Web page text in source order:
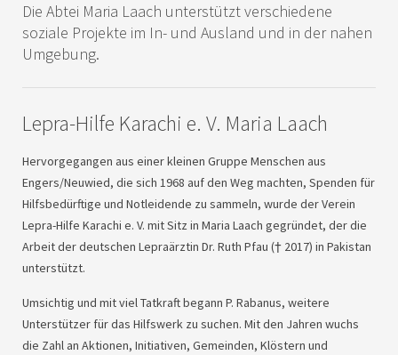
Die Abtei Maria Laach unterstützt verschiedene
soziale Projekte im In- und Ausland und in der nahen
Umgebung.
Lepra-Hilfe Karachi e. V. Maria Laach
Hervorgegangen aus einer kleinen Gruppe Menschen aus
Engers/Neuwied, die sich 1968 auf den Weg machten, Spenden für
Hilfsbedürftige und Notleidende zu sammeln, wurde der Verein
Lepra-Hilfe Karachi e. V. mit Sitz in Maria Laach gegründet, der die
Arbeit der deutschen Lepraärztin Dr. Ruth Pfau († 2017) in Pakistan
unterstützt.
Umsichtig und mit viel Tatkraft begann P. Rabanus, weitere
Unterstützer für das Hilfswerk zu suchen. Mit den Jahren wuchs
die Zahl an Aktionen, Initiativen, Gemeinden, Klöstern und